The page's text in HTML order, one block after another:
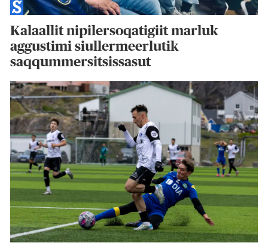
Kalaallit nipilersoqatigiit marluk
aggustimi siullermeerlutik
saqqummersitsissasut